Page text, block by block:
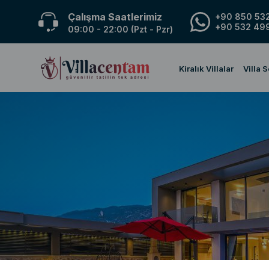
Çalışma Saatlerimiz
09:00 - 22:00 (Pzt - Pzr)
+90 850
+90 532
Kiralık Villalar Villa